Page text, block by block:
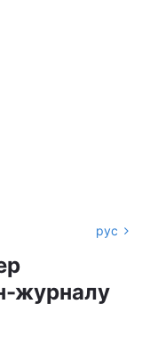
рус
журналу